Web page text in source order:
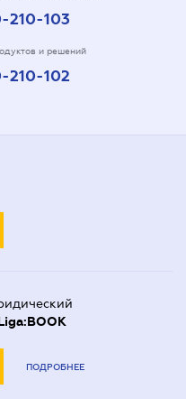
210-103
и решений
210-102
ПОДРОБНЕЕ